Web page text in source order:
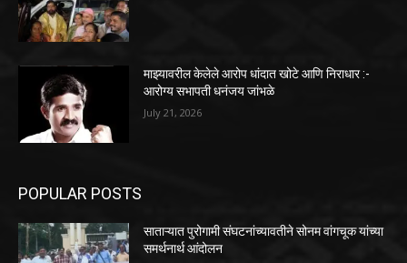
माझ्यावरील केलेले आरोप धांदात खोटे आणि निराधार :-
आरोग्य सभापती धनंजय जांभळे
July 21, 2026
POPULAR POSTS
साताऱ्यात पुरोगामी संघटनांच्यावतीने सोनम वांगचूक यांच्या
समर्थनार्थ आंदोलन